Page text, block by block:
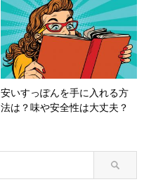
安いすっぽんを手に入れる方
法は？味や安全性は大丈夫？